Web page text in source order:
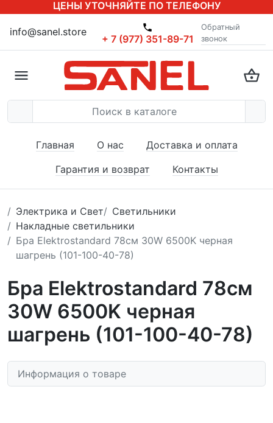
ЦЕНЫ УТОЧНЯЙТЕ ПО ТЕЛЕФОНУ
info@sanel.store
+ 7 (977) 351-89-71
Обратный
звонок
Главная О нас
Доставка и оплата
Гарантия и возврат
Контакты
Электрика и Свет
Светильники
Накладные светильники
Бра Elektrostandard 78см 30W 6500K черная
шагрень (101-100-40-78)
Бра Elektrostandard 78см
30W 6500K черная
шагрень (101-100-40-78)
Информация о товаре